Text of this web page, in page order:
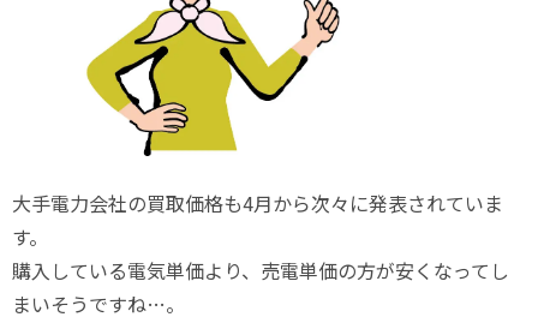
大手電力会社の買取価格も4月から次々に発表されていま
す。
購入している電気単価より、売電単価の方が安くなってし
まいそうですね…。